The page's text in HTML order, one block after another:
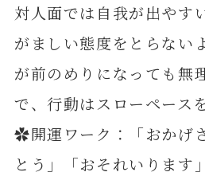
対人面では自我が出やす
がましい態度をとらない
が前のめりになっても無
で、行動はスローペース
✿開運ワーク：「おかげ
とう」「おそれいります